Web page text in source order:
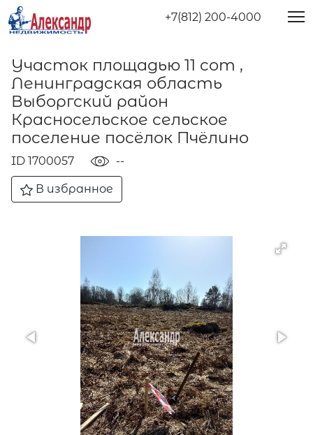
+7(812) 200-4000
Участок площадью 11 сот ,
Ленинградская область
Выборгский район
Красносельское сельское
поселение посёлок Пчёлино
ID 1700057 --
В избранное